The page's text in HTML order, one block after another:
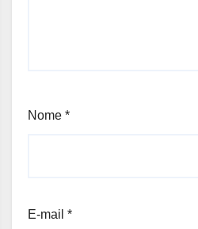
Nome *
E-mail *